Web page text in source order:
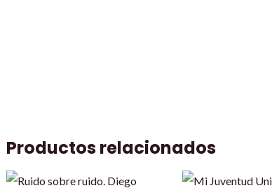
Productos relacionados